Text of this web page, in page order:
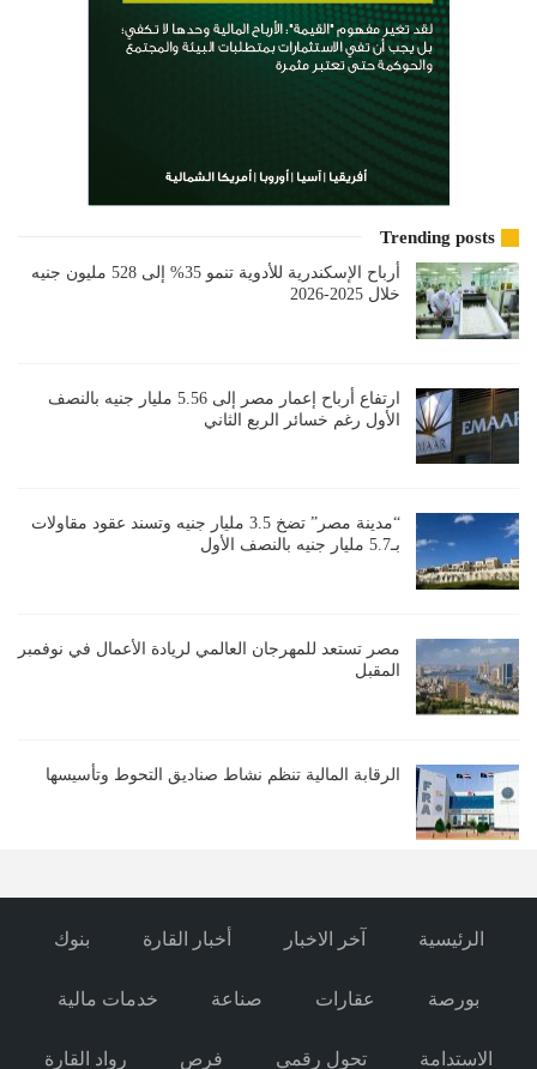
Trending posts
أرباح الإسكندرية للأدوية تنمو 35% إلى 528 مليون جنيه
خلال 2025-2026
ارتفاع أرباح إعمار مصر إلى 5.56 مليار جنيه بالنصف
الأول رغم خسائر الربع الثاني
“مدينة مصر” تضخ 3.5 مليار جنيه وتسند عقود مقاولات
بـ5.7 مليار جنيه بالنصف الأول
مصر تستعد للمهرجان العالمي لريادة الأعمال في نوفمبر
المقبل
الرقابة المالية تنظم نشاط صناديق التحوط وتأسيسها
الرئيسية آخر الاخبار أخبار القارة بنوك
بورصة عقارات صناعة خدمات مالية
الاستدامة تحول رقمي فرص رواد القارة